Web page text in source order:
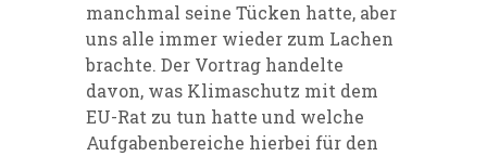
manchmal seine Tücken hatte, aber
uns alle immer wieder zum Lachen
brachte. Der Vortrag handelte
davon, was Klimaschutz mit dem
EU-Rat zu tun hatte und welche
Aufgabenbereiche hierbei für den